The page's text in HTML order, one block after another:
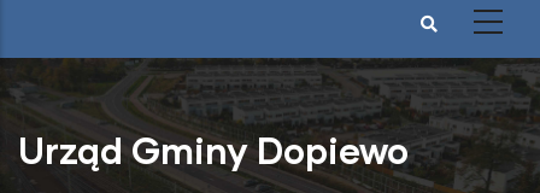
Urząd Gminy Dopiewo